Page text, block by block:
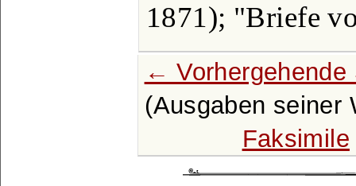
1871); "Briefe
← Vorhergehende
(Ausgaben seiner
Faksimile